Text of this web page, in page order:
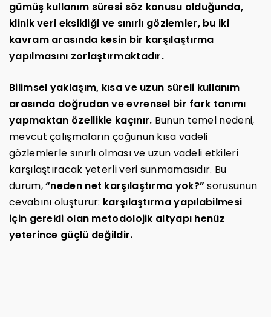
gümüş kullanım süresi söz konusu olduğunda,
klinik veri eksikliği ve sınırlı gözlemler, bu iki
kavram arasında kesin bir karşılaştırma
yapılmasını zorlaştırmaktadır.
Bilimsel yaklaşım, kısa ve uzun süreli kullanım
arasında doğrudan ve evrensel bir fark tanımı
yapmaktan özellikle kaçınır. Bunun temel nedeni,
mevcut çalışmaların çoğunun kısa vadeli
gözlemlerle sınırlı olması ve uzun vadeli etkileri
karşılaştıracak yeterli veri sunmamasıdır. Bu
durum,“neden net karşılaştırma yok?” sorusunun
cevabını oluşturur: karşılaştırma yapılabilmesi
için gerekli olan metodolojik altyapı henüz
yeterince güçlü değildir.